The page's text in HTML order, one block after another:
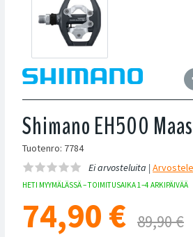
Shimano EH500
Tuotenro: 7784
Ei arvosteluita |Arvostele
HETI MYYMÄLÄSSÄ – TOIMITUSAIKA 1–4 ARKIPÄIVÄÄ
74,90 € 89,90 €